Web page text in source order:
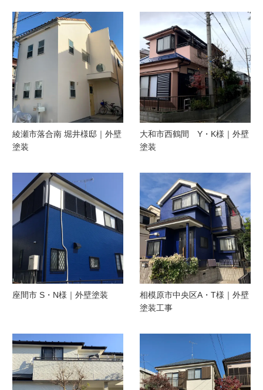
綾瀬市落合南 堀井様邸｜外壁
塗装
大和市西鶴間 Y・K様｜外壁
塗装
座間市 S・N様｜外壁塗装
相模原市中央区A・T様｜外壁
塗装工事